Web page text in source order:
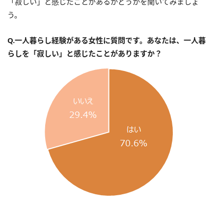
う。
Q.一人暮らし経験がある女性に質問です。あなたは、一人暮
らしを「寂しい」と感じたことがありますか？